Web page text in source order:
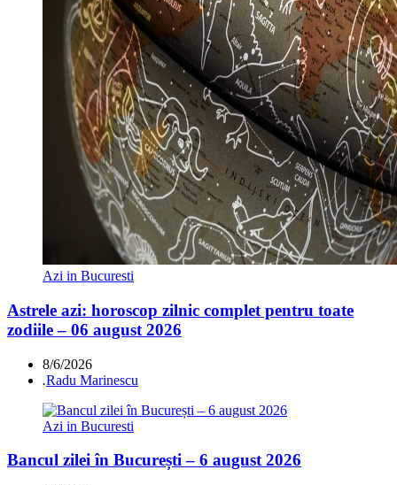
Azi in Bucuresti
Astrele azi: horoscop zilnic complet pentru toate
zodiile – 06 august 2026
8/6/2026
.Radu Marinescu
Azi in Bucuresti
Bancul zilei în București – 6 august 2026